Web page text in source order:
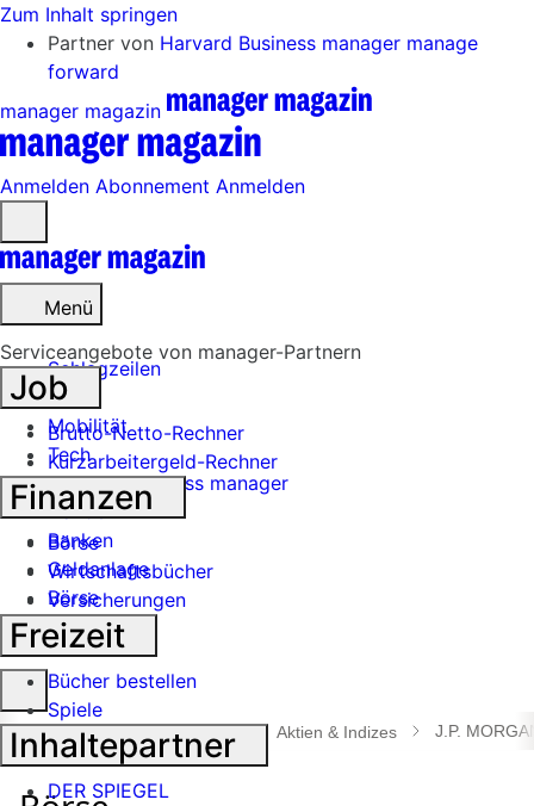
Zum Inhalt springen
Partner von Harvard Business manager manage
forward
manager magazin
Anmelden Abonnement Anmelden
öffnen
Menü
Schlagzeilen
Mobilität
Tech
Harvard Business manager
Handel
Banken
Geldanlage
Börse
Industrie
Suche
öffnen
manager magazin Börse Aktien & Indizes J.P.
Serviceangebote von manager-Partnern
Job
Brutto-Netto-Rechner
Kurzarbeitergeld-Rechner
Finanzen
Börse
Wirtschaftsbücher
Versicherungen
Freizeit
Bücher bestellen
Spiele
Inhaltepartner
DER SPIEGEL